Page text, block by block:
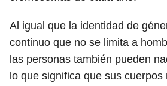
Al igual que la identidad de
continuo que no se limita a
las personas también pueden
lo que significa que sus cuerpos